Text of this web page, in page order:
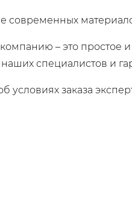
современных
– это простое
специалистов и
условиях заказа